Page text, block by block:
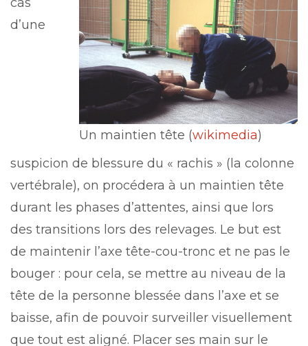
Un maintien tête (wikimedia)
d’une
suspicion de blessure du « rachis » (la colonne
vertébrale), on procédera à un maintien tête
durant les phases d’attentes, ainsi que lors
des transitions lors des relevages. Le but est
de maintenir l’axe tête-cou-tronc et ne pas le
bouger : pour cela, se mettre au niveau de la
tête de la personne blessée dans l’axe et se
baisse, afin de pouvoir surveiller visuellement
que tout est aligné. Placer ses main sur le